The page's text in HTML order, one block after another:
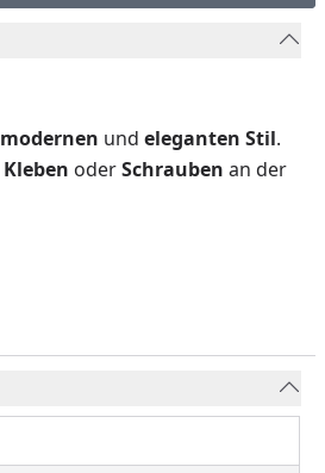
modernen und eleganten Stil.
Kleben oderSchrauben an der